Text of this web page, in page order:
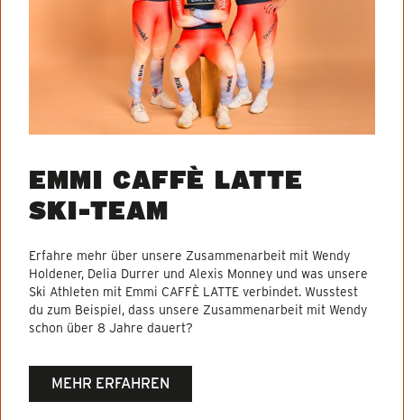
EMMI CAFFÈ LATTE
SKI-TEAM
Erfahre mehr über unsere Zusammenarbeit mit Wendy
Holdener, Delia Durrer und Alexis Monney und was unsere
Ski Athleten mit Emmi CAFFÈ LATTE verbindet. Wusstest
du zum Beispiel, dass unsere Zusammenarbeit mit Wendy
schon über 8 Jahre dauert?
MEHR ERFAHREN